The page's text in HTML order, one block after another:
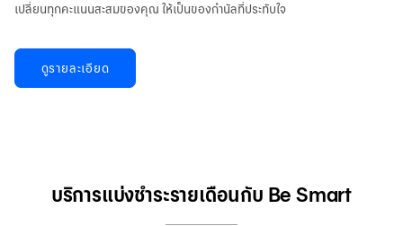
เปลี่ยนทุกคะแนนสะสมของคุณ ให้เป็นของกำนัลที่ประทับใจ
ดูรายละเอียด
บริการแบ่งชำระรายเดือนกับ Be Smart